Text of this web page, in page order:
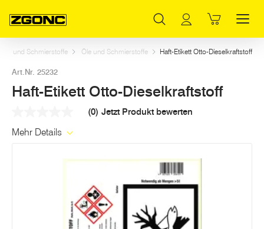
Öle und Schmierstoffe Öle und Schmierstoffe Haft-Etikett Otto-Dieselkraftstoff
Art.Nr. 25232
Haft-Etikett Otto-Dieselkraftstoff
Link
(0) Jetzt Produkt bewerten
Mehr Details